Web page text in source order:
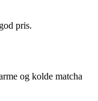
pris.
og kolde matcha